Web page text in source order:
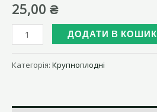
25,00 ₴
Томат
Серце
Скіт
ДОДАТИ В КОШИК
Категорія: Крупноплодні